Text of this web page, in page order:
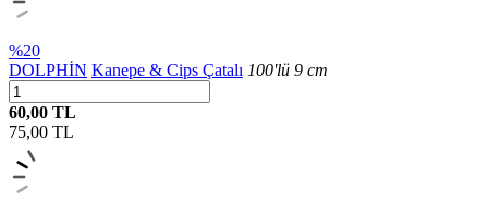
%20
DOLPHİN Kanepe & Cips Çatalı 100'lü 9 cm
60,00 TL
75,00 TL